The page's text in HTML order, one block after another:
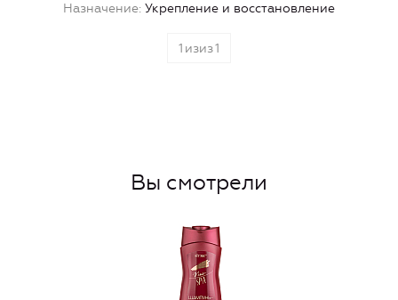
Назначение Укрепление и восстановление
1 изиз1
Вы смотрели